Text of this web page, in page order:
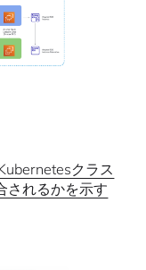
クラス
されるかを示す